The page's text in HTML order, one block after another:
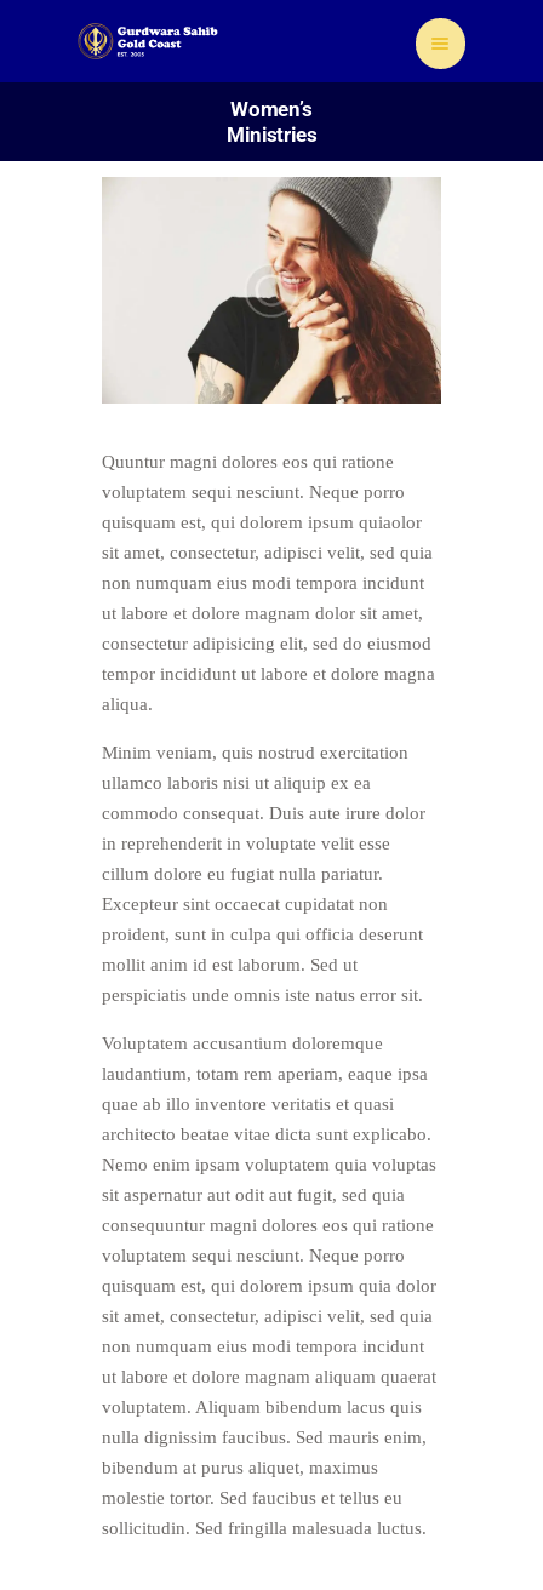
Women’s
Ministries
Quuntur magni dolores eos qui ratione
voluptatem sequi nesciunt. Neque porro
quisquam est, qui dolorem ipsum quiaolor
sit amet, consectetur, adipisci velit, sed quia
non numquam eius modi tempora incidunt
ut labore et dolore magnam dolor sit amet,
consectetur adipisicing elit, sed do eiusmod
tempor incididunt ut labore et dolore magna
aliqua.
Minim veniam, quis nostrud exercitation
ullamco laboris nisi ut aliquip ex ea
commodo consequat. Duis aute irure dolor
in reprehenderit in voluptate velit esse
cillum dolore eu fugiat nulla pariatur.
Excepteur sint occaecat cupidatat non
proident, sunt in culpa qui officia deserunt
mollit anim id est laborum. Sed ut
perspiciatis unde omnis iste natus error sit.
Voluptatem accusantium doloremque
laudantium, totam rem aperiam, eaque ipsa
quae ab illo inventore veritatis et quasi
architecto beatae vitae dicta sunt explicabo.
Nemo enim ipsam voluptatem quia voluptas
sit aspernatur aut odit aut fugit, sed quia
consequuntur magni dolores eos qui ratione
voluptatem sequi nesciunt. Neque porro
quisquam est, qui dolorem ipsum quia dolor
sit amet, consectetur, adipisci velit, sed quia
non numquam eius modi tempora incidunt
ut labore et dolore magnam aliquam quaerat
voluptatem. Aliquam bibendum lacus quis
nulla dignissim faucibus. Sed mauris enim,
bibendum at purus aliquet, maximus
molestie tortor. Sed faucibus et tellus eu
sollicitudin. Sed fringilla malesuada luctus.